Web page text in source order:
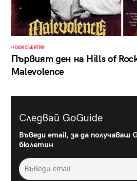
НОВИ СЪБИТИЯ
Първият ден на Hills of
Malevolence
Следвай GoGuide
Въведи email, за да получаваш
бюлетин